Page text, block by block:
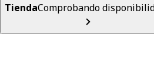
TiendaComprobando